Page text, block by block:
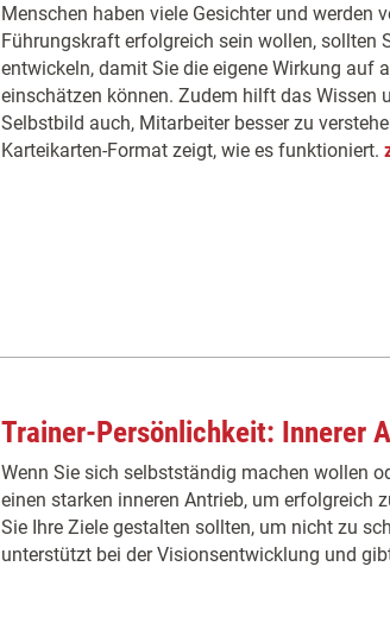
Menschen haben viele Gesichter und werden
Führungskraft erfolgreich sein wollen, sollten
entwickeln, damit Sie die eigene Wirkung auf
einschätzen können. Zudem hilft das Wissen
Selbstbild auch, Mitarbeiter besser zu
Karteikarten-Format zeigt, wie es funktioniert.
Trainer-Persönlichkeit: Innerer
Wenn Sie sich selbstständig machen wollen
einen starken inneren Antrieb, um erfolgreich
Sie Ihre Ziele gestalten sollten, um nicht zu
unterstützt bei der Visionsentwicklung und